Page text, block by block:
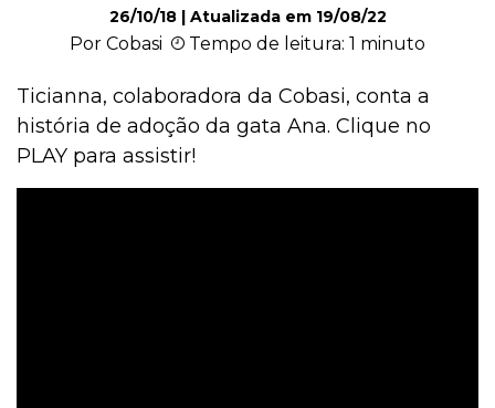
Cachorro
Gato
26/10/18| Atualizada em 19/08/22
Por Cobasi Tempo de leitura: 1 minuto
Ticianna, colaboradora da Cobasi, conta a
história de adoção da gata Ana. Clique no
PLAY para assistir!